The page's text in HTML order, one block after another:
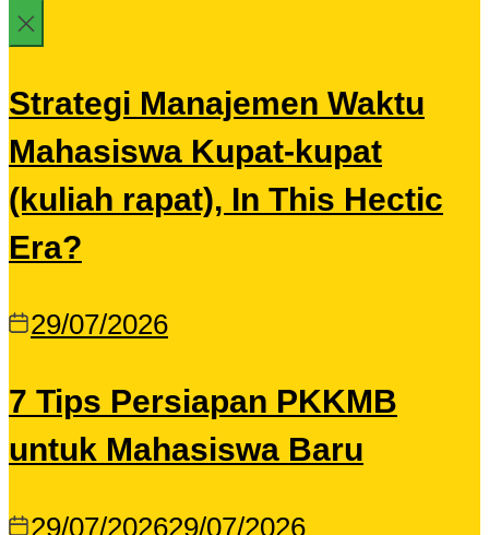
Strategi Manajemen Waktu
Mahasiswa Kupat-kupat
(kuliah rapat), In This Hectic
Era?
29/07/2026
7 Tips Persiapan PKKMB
untuk Mahasiswa Baru
29/07/202629/07/2026